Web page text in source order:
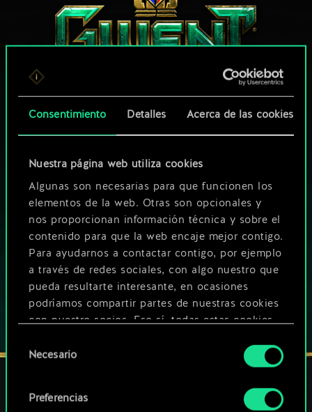
Consentimiento Detalles Acerca de las cookies
Nuestra página web utiliza cookies
Algunas son necesarias para que funcionen los
elementos de la web. Otras son opcionales y
nos proporcionan información técnica y sobre el
contenido para que la web encaje mejor contigo.
Para ayudarnos a contactar contigo, por ejemplo
a través de redes sociales, con algo nuestro que
pueda resultarte interesante, en ocasiones
podríamos compartir partes de nuestras cookies
con nuestro socios. Eso sí, todas estas cookies
Encontrarás todos los detalles sobre nuestro uso
preferencias al respecto en el menú «Ajustes» de
deNecesario
Preferencias
JUEGA GRATIS
EN PC
Este juego ofrece la posibilidad de realizar compras dentro del
juego
JUEGA TAMBIÉN EN: